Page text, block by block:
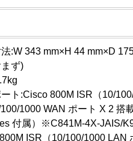
:W 343 mm×H 44 mm×D
ず)
ート:Cisco 800M ISR（10/
1000 WAN ポート X 2 搭
付属）※C841M-4X-JAIS/
ISR（10/100/1000 LAN